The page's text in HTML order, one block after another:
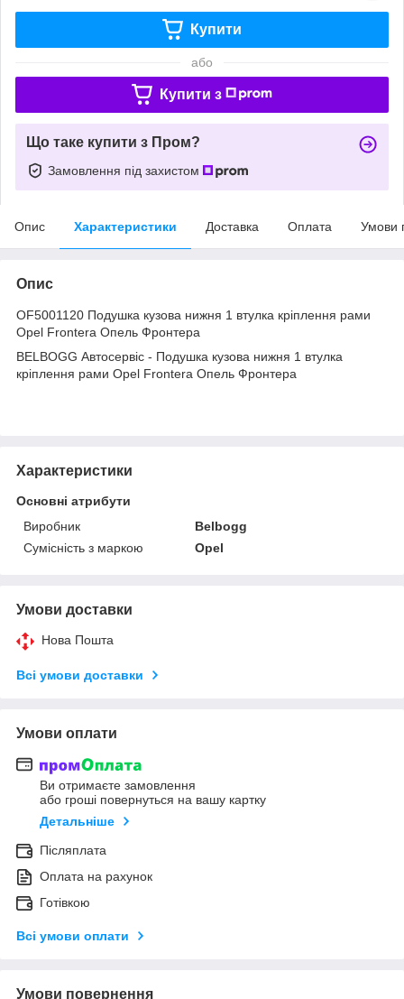
Купити
або
Купити з
Що таке купити з Пром?
Замовлення під захистом
Опис Характеристики Доставка Оплата Умови
Опис
OF5001120 Подушка кузова нижня 1 втулка кріплення рами
Opel Frontera Опель Фронтера
BELBOGG Автосервіс - Подушка кузова нижня 1 втулка
кріплення рами Opel Frontera Опель Фронтера
Характеристики
Основні атрибути
Виробник
Belbogg
Сумісність з маркою
Opel
Умови доставки
Нова Пошта
Всі умови доставки
Умови оплати
Ви отримаєте замовлення
або гроші повернуться на вашу картку
Детальніше
Післяплата
Оплата на рахунок
Готівкою
Всі умови оплати
Умови повернення